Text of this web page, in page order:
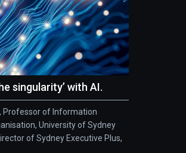
singularity’ with AI.
Professor of Information
University of Sydney
of Sydney Executive Plus,